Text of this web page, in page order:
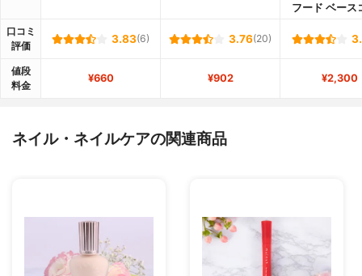
フード ベース
口コミ
評価
3.83(6) 3.76(20)
値段
料金
¥660 ¥902 ¥2,300
ネイル・ネイルケアの関連商品